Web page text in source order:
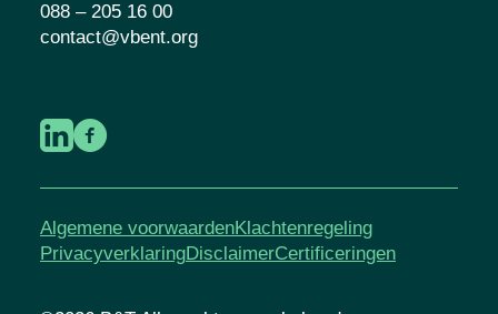
088 – 205 16 00
contact@vbent.org
Algemene voorwaardenKlachtenregeling
PrivacyverklaringDisclaimerCertificeringen